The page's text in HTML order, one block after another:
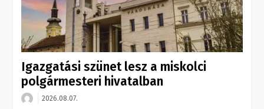
Igazgatási szünet lesz a miskolci
polgármesteri hivatalban
2026.08.07.